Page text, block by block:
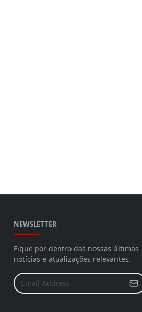
NEWSLETTER
Fique por dentro das nossas últimas
notícias e atualizações relevantes.